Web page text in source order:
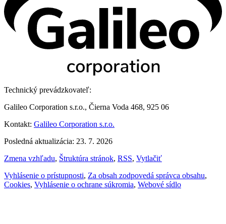
Technický prevádzkovateľ:
Galileo Corporation s.r.o., Čierna Voda 468, 925 06
Kontakt: Galileo Corporation s.r.o.
Posledná aktualizácia: 23. 7. 2026
Zmena vzhľadu, Štruktúra stránok, RSS, Vytlačiť
Vyhlásenie o prístupnosti, Za obsah zodpovedá správca obsahu,
Cookies, Vyhlásenie o ochrane súkromia, Webové sídlo